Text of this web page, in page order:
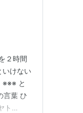
２時間
いけない
※※※ と
言葉 ひ
ト